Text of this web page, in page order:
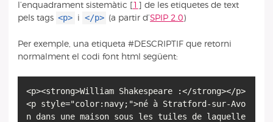
l’enquadrament sistemàtic [1 ] de les etiquetes de text
pels tags <p> i </p> (a partir d’SPIP 2.0)
Per exemple, una etiqueta #DESCRIPTIF que retorni
normalment el codi font html següent:
<p><strong>William Shakespeare :</strong></p>
<p style="color:navy;">né à Stratford-sur-Avo
n dans une maison sous les tuiles de laquelle